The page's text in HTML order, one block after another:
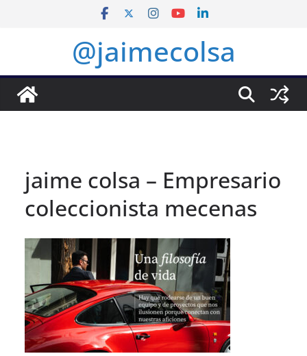
@jaimecolsa
jaime colsa – Empresario
coleccionista mecenas